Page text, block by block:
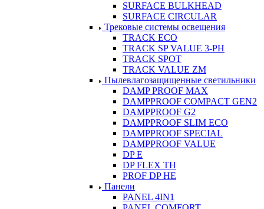
SURFACE BULKHEAD
SURFACE CIRCULAR
Трековые системы освещения
TRACK ECO
TRACK SP VALUE 3-PH
TRACK SPOT
TRACK VALUE ZM
Пылевлагозащищенные светильники
DAMP PROOF MAX
DAMPPROOF COMPACT GEN2
DAMPPROOF G2
DAMPPROOF SLIM ECO
DAMPPROOF SPECIAL
DAMPPROOF VALUE
DP E
DP FLEX TH
PROF DP HE
Панели
PANEL 4IN1